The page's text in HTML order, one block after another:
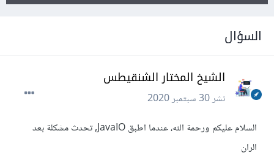
السؤال
الشيخ المختار الشنقيطس
نشر30 سبتمبر 2020
السلام عليكم ورحمة الله، عندما اطبق JavaIO, تحدث مشكلة بعد
الران